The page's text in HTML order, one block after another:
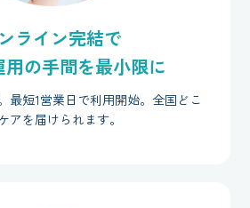
ライン完結で
用の手間を最小限に
最短1営業日で利用開始。全国どこ
アを届けられます。